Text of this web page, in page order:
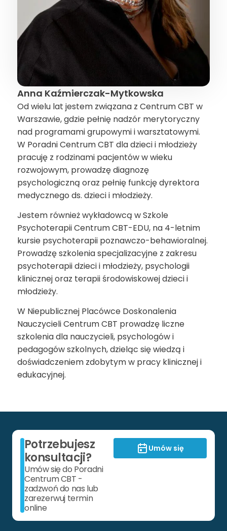
Anna Kaźmierczak-Mytkowska
Od wielu lat jestem związana z Centrum CBT w
Warszawie, gdzie pełnię nadzór merytoryczny
nad programami grupowymi i warsztatowymi.
W Poradni Centrum CBT dla dzieci i młodzieży
pracuję z rodzinami pacjentów w wieku
rozwojowym, prowadzę diagnozę
psychologiczną oraz pełnię funkcję dyrektora
medycznego ds. dzieci i młodzieży.
Jestem również wykładowcą w Szkole
Psychoterapii Centrum CBT-EDU, na 4-letnim
kursie psychoterapii poznawczo-behawioralnej.
Prowadzę szkolenia specjalizacyjne z zakresu
psychoterapii dzieci i młodzieży, psychologii
klinicznej oraz terapii środowiskowej dzieci i
młodzieży.
W Niepublicznej Placówce Doskonalenia
Nauczycieli Centrum CBT prowadzę liczne
szkolenia dla nauczycieli, psychologów i
pedagogów szkolnych, dzieląc się wiedzą i
doświadczeniem zdobytym w pracy klinicznej i
edukacyjnej.
Potrzebujesz
konsultacji?
Umów się do Poradni
Centrum CBT -
zadzwoń do nas lub
zarezerwuj termin
online
Umów się